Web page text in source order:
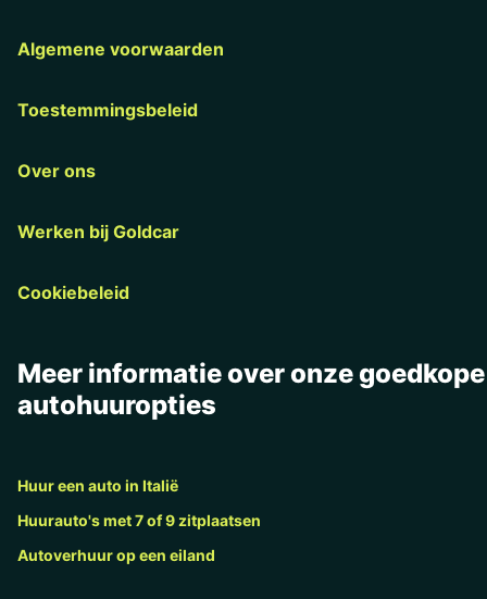
Algemene voorwaarden
Toestemmingsbeleid
Over ons
Werken bij Goldcar
Cookiebeleid
Meer informatie over onze goedkope
autohuuropties
Huur een auto in Italië
Huurauto's met 7 of 9 zitplaatsen
Autoverhuur op een eiland